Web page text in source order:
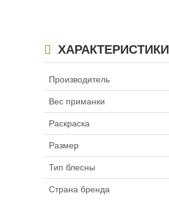
ХАРАКТЕРИСТИКИ
Производитель
Вес приманки
Раскраска
Размер
Тип блесны
Страна бренда